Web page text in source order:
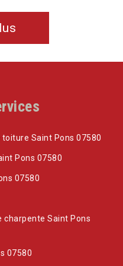
Saint Pons 07580
Pons 07580
07580
Saint Pons
07580